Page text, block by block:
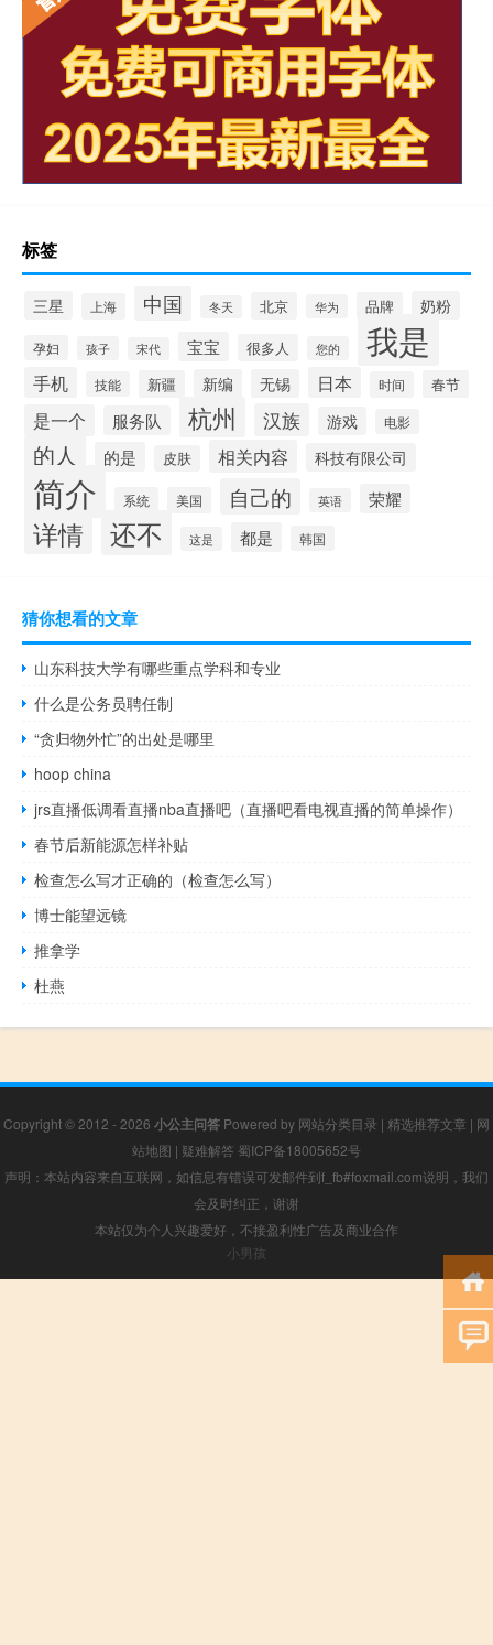
标签
三星 上海 中国 冬天 北京 华为 品牌 奶粉
孕妇 孩子 宋代 宝宝 很多人 您的 我是
手机 技能 新疆 新编 无锡 日本 时间 春节
是一个 服务队 杭州 汉族 游戏 电影
的人 的是 皮肤 相关内容 科技有限公司
简介 系统 美国 自己的 英语 荣耀
详情 还不 这是 都是 韩国
猜你想看的文章
山东科技大学有哪些重点学科和专业
什么是公务员聘任制
“贪归物外忙”的出处是哪里
hoop china
jrs直播低调看直播nba直播吧（直播吧看电视直播的简单操作）
春节后新能源怎样补贴
检查怎么写才正确的（检查怎么写）
博士能望远镜
推拿学
杜燕
Copyright © 2012 - 2026 小公主问答 Powered by 网站分类目录 | 精选推荐文章 | 网
站地图 | 疑难解答 蜀ICP备18005652号
声明：本站内容来自互联网，如信息有错误可发邮件到f_fb#foxmail.com说明，我们
会及时纠正，谢谢
本站仅为个人兴趣爱好，不接盈利性广告及商业合作
小男孩